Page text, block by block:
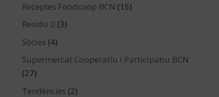
Receptes Foodcoop BCN (15)
Residu 0 (3)
Sòcies (4)
Supermercat Cooperatiu i Participatiu BCN
(27)
Tendències (2)